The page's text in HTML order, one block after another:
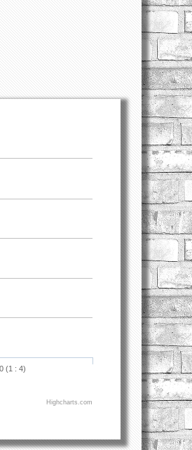
(1 : 4)
Highcharts.com